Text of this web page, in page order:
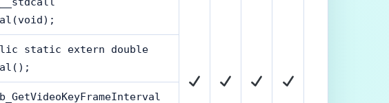
static extern double